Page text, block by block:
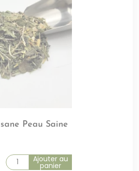
Peau Saine
Ajouter au
panier